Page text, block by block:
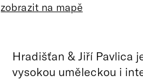
zobrazit na mapě
Hradišťan & Jiří Pavlica
vysokou uměleckou i